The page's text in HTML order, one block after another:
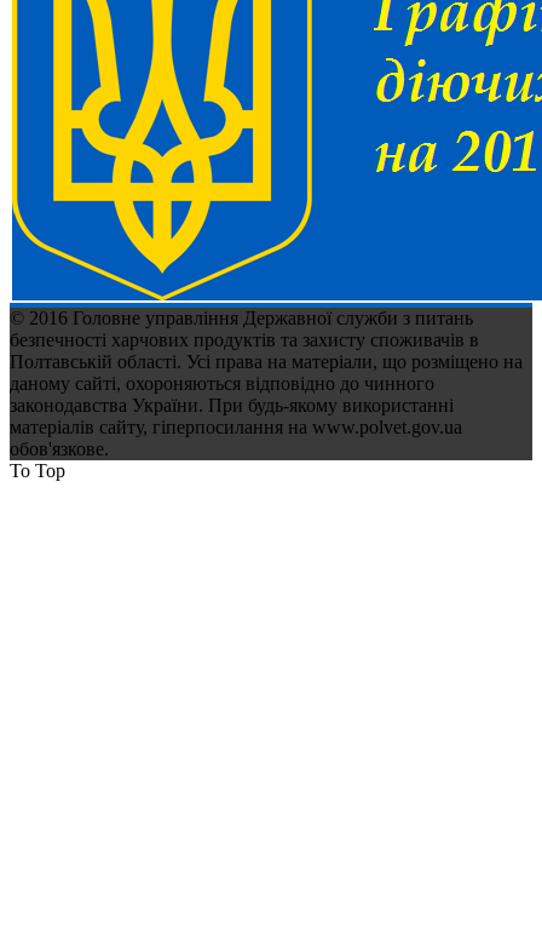
© 2016 Головне управління Державної служби з питань
безпечності харчових продуктів та захисту споживачів в
Полтавській області. Усі права на матеріали, що розміщено на
даному сайті, охороняються відповідно до чинного
законодавства України. При будь-якому використанні
матеріалів сайту, гіперпосилання на www.polvet.gov.ua
обов'язкове.
To Top